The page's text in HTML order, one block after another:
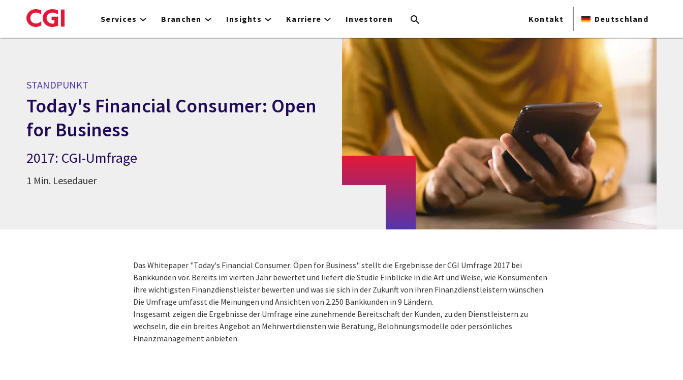
to
Services Branchen Insights Karriere Investoren Kontakt Deutschland
STANDPUNKT
Today's Financial Consumer: Open
for Business
2017: CGI-Umfrage
1 Min. Lesedauer
Das Whitepaper "Today's Financial Consumer: Open for Business" stellt die Ergebnisse der CGI Umfrage 2017 bei
Bankkunden vor. Bereits im vierten Jahr bewertet und liefert die Studie Einblicke in die Art und Weise, wie Konsumenten
ihre wichtigsten Finanzdienstleister bewerten und was sie sich in der Zukunft von ihren Finanzdienstleistern wünschen.
Die Umfrage umfasst die Meinungen und Ansichten von 2.250 Bankkunden in 9 Ländern.
Insgesamt zeigen die Ergebnisse der Umfrage eine zunehmende Bereitschaft der Kunden, zu den Dienstleistern zu
wechseln, die ein breites Angebot an Mehrwertdiensten wie Beratung, Belohnungsmodelle oder persönliches
Finanzmanagement anbieten.